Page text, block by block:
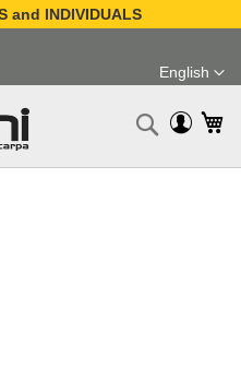
and INDIVIDUALS
Language
English
Search